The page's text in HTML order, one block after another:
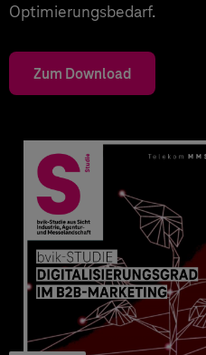
Optimierungsbedarf.
Zum Download